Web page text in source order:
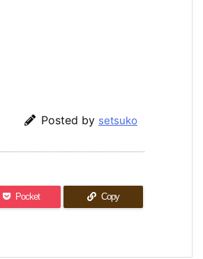
Posted by setsuko
Pocket Copy